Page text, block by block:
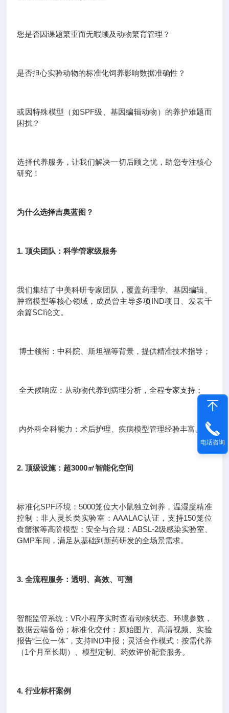
您是否因课题繁重而无暇顾及动物繁育管理？
是否担心实验动物的标准化饲养影响数据准确性？
或因特殊模型（如SPF级、基因编辑动物）的养护难题而
困扰？
选择代养服务，让我们解决一切后顾之忧，助您专注核心
研究！
为什么选择吉奥蓝图？
1. 顶尖团队：科学管家级服务
我们集结了中美科研专家团队，覆盖药理学、基因编辑、
肿瘤模型等核心领域，成员曾主导多项IND项目、发表千
余篇SCI论文。
博士领衔：中科院、斯坦福等背景，提供精准技术指导；
全天候响应：从动物代养到病理分析，全程专家支持；
内外科全科能力：术后护理、疾病模型管理经验丰富。
2. 顶级设施：超3000㎡智能化空间
标准化SPF环境：5000笼位大小鼠独立饲养，温湿度精准
控制；非人灵长类实验室：AAALAC认证，支持150笼位
食蟹猴等高阶模型；安全与合规：ABSL-2级感染实验室、
GMP车间，满足从基础到新药研发的全场景需求。
3. 全流程服务：透明、高效、可溯
智能监管系统：VR小程序实时查看动物状态、环境参数，
数据云端备份；标准化交付：原始图片、高清视频、实验
报告“三位一体"，支持IND申报；灵活合作模式：按需代养
（1个月至长期）、模型定制、药效评价配套服务。
4. 行业标杆案例
电话咨询